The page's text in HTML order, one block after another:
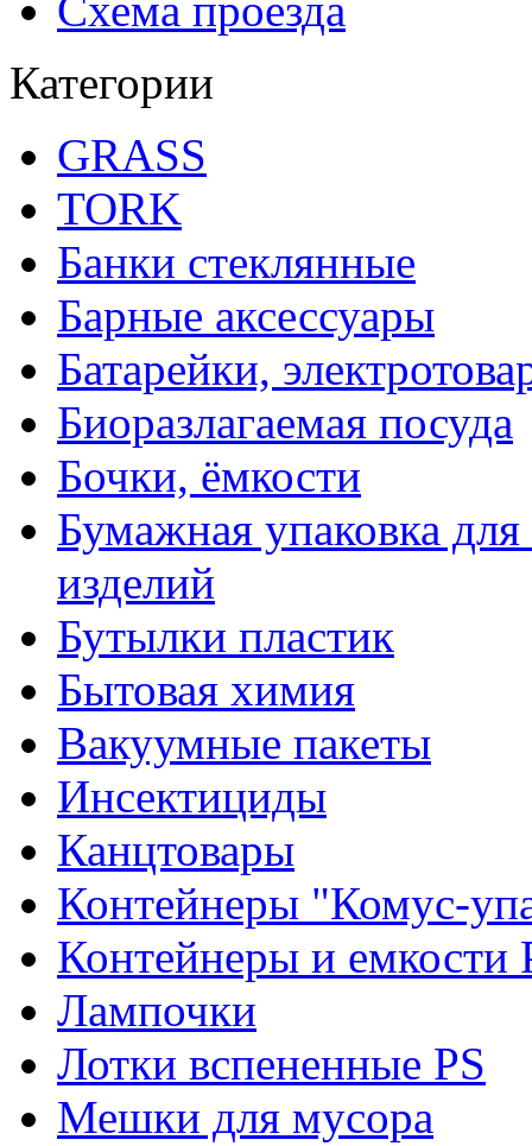
Категории
GRASS
TORK
Банки стеклянные
Барные аксессуары
Батарейки,
Биоразлагаемая посуда
Бочки, ёмкости
Бумажная упаковка
изделий
Бутылки пластик
Бытовая химия
Вакуумные пакеты
Инсектициды
Канцтовары
Контейнеры "Комус-
Контейнеры и емкости
Лампочки
Лотки вспененные PS
Мешки для мусора